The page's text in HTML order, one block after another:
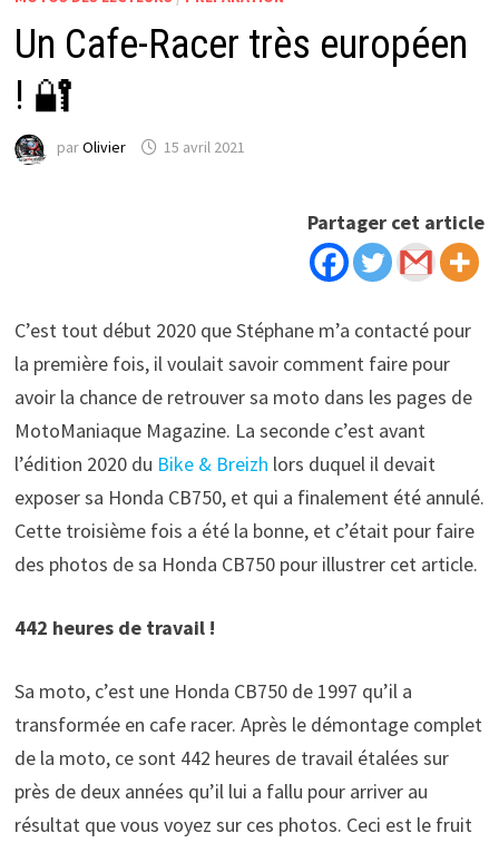
Un Cafe-Racer très européen
! 🔐
parOlivier 15 avril 2021
Partager cet article
C’est tout début 2020 que Stéphane m’a contacté pour
la première fois, il voulait savoir comment faire pour
avoir la chance de retrouver sa moto dans les pages de
MotoManiaque Magazine. La seconde c’est avant
l’édition 2020 du Bike & Breizh lors duquel il devait
exposer sa Honda CB750, et qui a finalement été annulé.
Cette troisième fois a été la bonne, et c’était pour faire
des photos de sa Honda CB750 pour illustrer cet article.
442 heures de travail !
Sa moto, c’est une Honda CB750 de 1997 qu’il a
transformée en cafe racer. Après le démontage complet
de la moto, ce sont 442 heures de travail étalées sur
près de deux années qu’il lui a fallu pour arriver au
résultat que vous voyez sur ces photos. Ceci est le fruit